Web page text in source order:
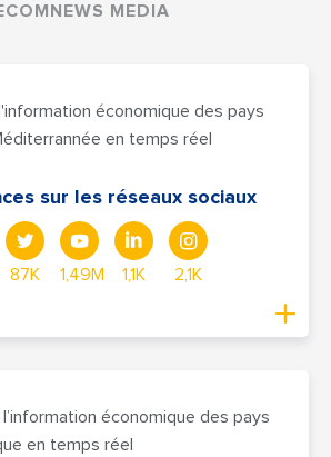
MEDIA
économique des pays
en temps réel
sur les réseaux sociaux
87K 1,49M 1,1K 2,1K
économique des pays
en temps réel